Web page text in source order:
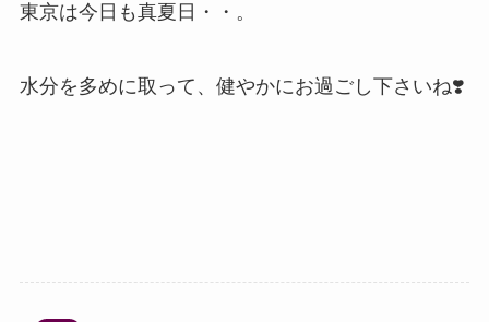
東京は今日も真夏日・・。
水分を多めに取って、健やかにお過ごし下さいね❣️